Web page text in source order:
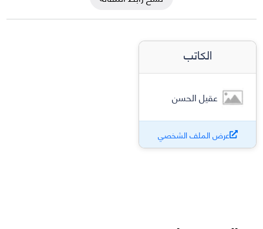
الكاتب
عقيل الحسن
عرض الملف الشخصي